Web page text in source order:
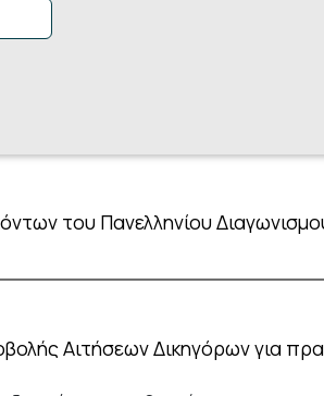
του Πανελληνίου
Αιτήσεων Δικηγόρων για